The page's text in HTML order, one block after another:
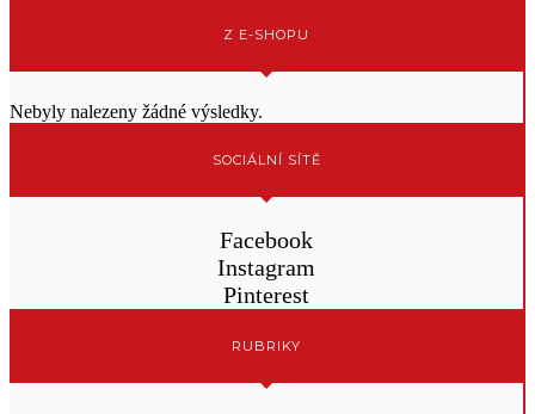
Z E-SHOPU
Nebyly nalezeny žádné výsledky.
SOCIÁLNÍ SÍTĚ
Facebook
Instagram
Pinterest
RUBRIKY